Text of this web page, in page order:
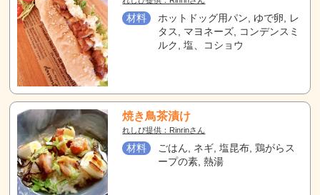
材料
ホットドッグ用パン, ゆで卵, レ
タス, マヨネーズ, コンデンスミ
ルク, 塩、コショウ
焼き鳥茶漬け
れしぴ提供：Rinrinさん
材料
ごはん, ネギ, 塩昆布, 鶏がらス
ープの素, 熱湯